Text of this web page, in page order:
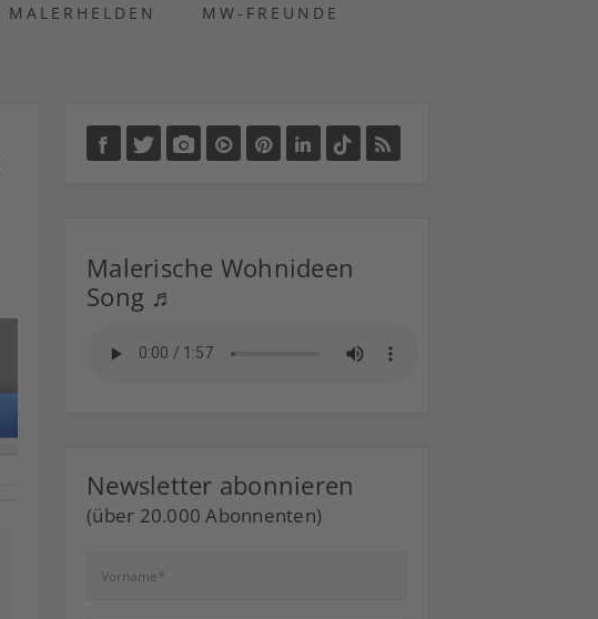
MALERHELDEN MW-FREUNDE
Malerische Wohnideen
Song ♬
Newsletter abonnieren
(über 20.000 Abonnenten)